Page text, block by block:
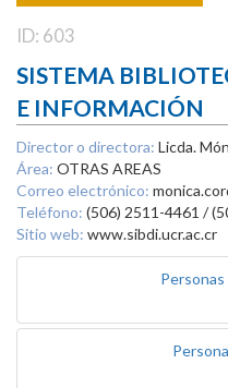
ID: 603
SISTEMA
E INFORMACIÓN
Director o directora: Licda.
Área: OTRAS AREAS
Correo electrónico:
Teléfono: (506) 2511-4461 /
Sitio web: www.sibdi.ucr.ac.cr